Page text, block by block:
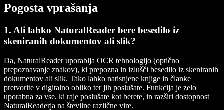
Pogosta vprašanja
1. Ali lahko NaturalReader bere besedilo iz
skeniranih dokumentov ali slik?
Da, NaturalReader uporablja OCR tehnologijo (optično
prepoznavanje znakov), ki prepozna in izlušči besedilo iz skeniranih
dokumentov ali slik. Tako lahko natisnjene knjige in članke
pretvorite v digitalno obliko ter jih poslušate. Funkcija je zelo
uporabna za vse, ki raje poslušate kot berete, in razširi dostopnost
NaturalReaderja na številne različne vire.